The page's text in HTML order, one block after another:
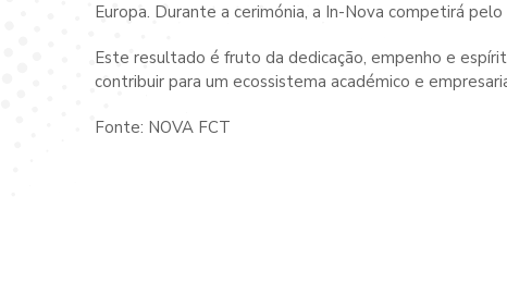
Europa. Durante a cerimónia, a In-Nova competirá
Este resultado é fruto da dedicação, empenho e
contribuir para um ecossistema académico e
Fonte: NOVA FCT